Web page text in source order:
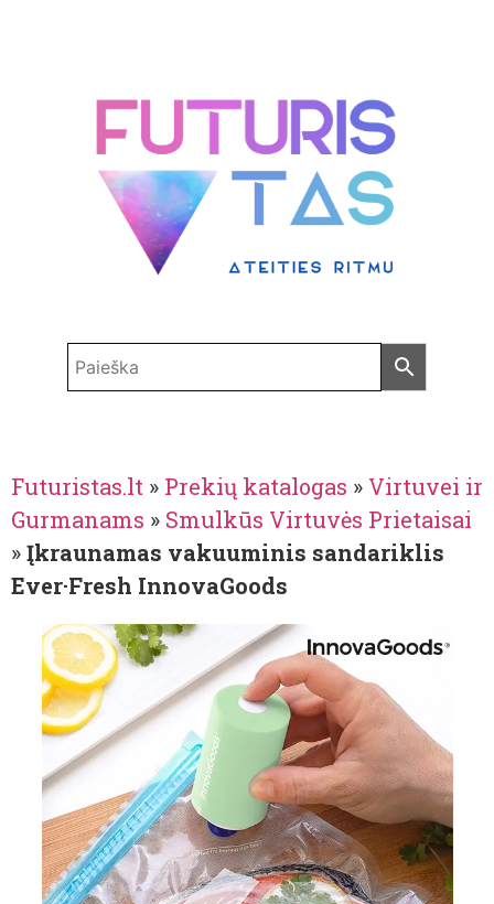
Futuristas.lt » Prekių katalogas » Virtuvei ir
Gurmanams » Smulkūs Virtuvės Prietaisai
»Įkraunamas vakuuminis sandariklis
Ever·Fresh InnovaGoods